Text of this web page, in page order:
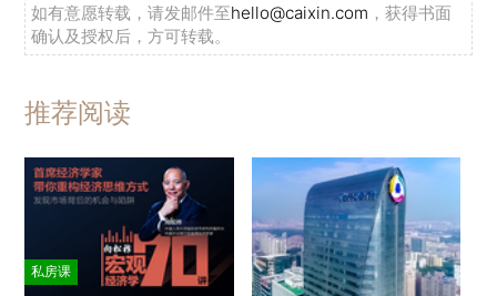
如有意愿转载，请发邮件至hello@caixin.com ，获得书面
确认及授权后，方可转载。
推荐阅读
私房课